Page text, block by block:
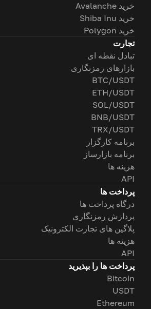
خرید Avalanche
خرید Shiba Inu
خرید Polygon
تجارت
تبادل نقطه ای
بازارهای رمزنگاری
BTC/USDT
ETH/USDT
SOL/USDT
BNB/USDT
TRX/USDT
برنامه کارگزار
برنامه بازارساز
هزینه ها
API
پرداخت ها
درگاه پرداخت ها
پردازش رمزنگاری
پلاگین های تجارت الکترونیک
هزینه ها
API
پرداخت ها را بپذیرید
Bitcoin
USDT
Ethereum